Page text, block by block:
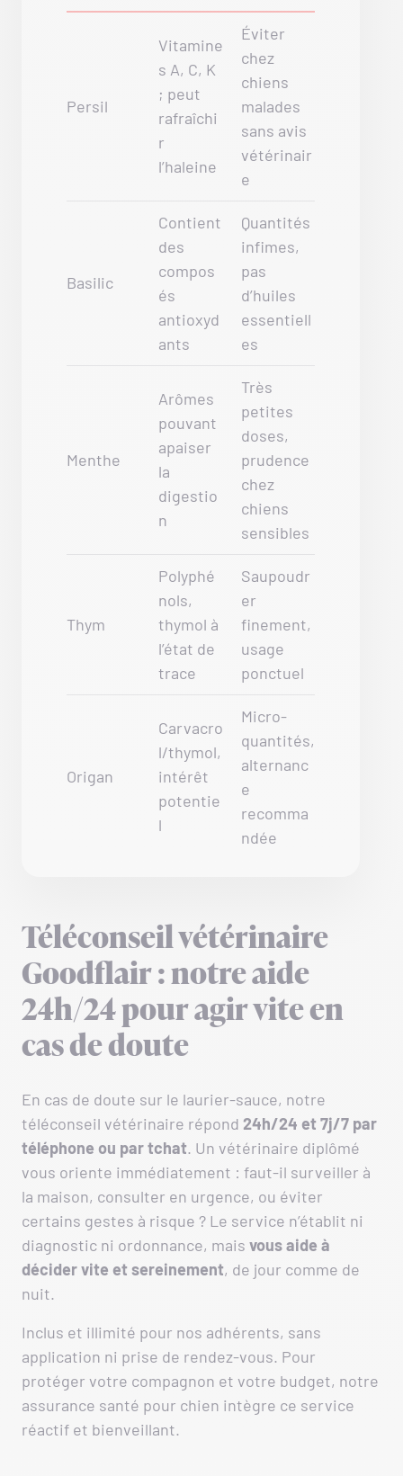
Persil
Vitamine
s A, C, K
; peut
rafraîchi
r
l’haleine
Éviter
chez
chiens
malades
sans avis
vétérinair
e
Basilic
Contient
des
compos
és
antioxyd
ants
Quantités
infimes,
pas
d’huiles
essentiell
es
Menthe
Arômes
pouvant
apaiser
la
digestio
n
Très
petites
doses,
prudence
chez
chiens
sensibles
Thym
Polyphé
nols,
thymol à
l’état de
trace
Saupoudr
er
finement,
usage
ponctuel
Origan
Carvacro
l/thymol,
intérêt
potentie
l
Micro-
quantités,
alternanc
e
recomma
ndée
Téléconseil vétérinaire
Goodflair : notre aide
24h/24 pour agir vite en
cas de doute
En cas de doute sur le laurier-sauce, notre
téléconseil vétérinaire répond 24h/24 et 7j/7 par
téléphone ou par tchat. Un vétérinaire diplômé
vous oriente immédiatement : faut-il surveiller à
la maison, consulter en urgence, ou éviter
certains gestes à risque ? Le service n’établit ni
diagnostic ni ordonnance, mais vous aide à
décider vite et sereinement, de jour comme de
nuit.
Inclus et illimité pour nos adhérents, sans
application ni prise de rendez-vous. Pour
protéger votre compagnon et votre budget, notre
assurance santé pour chien intègre ce service
réactif et bienveillant.